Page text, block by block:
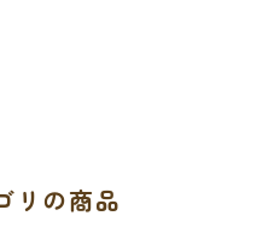
リの商品